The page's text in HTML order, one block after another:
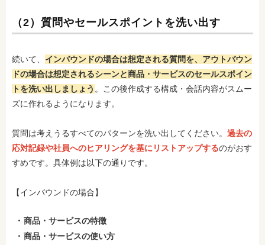
（2）質問やセールスポイントを洗い出す
続いて、 インバウンドの場合は想定される質問を、アウトバウン
ドの場合は想定されるシーンと商品・サービスのセールスポイン
トを洗い出しましょう 。この後作成する構成・会話内容がスムー
ズに作れるようになります。
質問は考えうるすべてのパターンを洗い出してください。 過去の
応対記録や社員へのヒアリングを基にリストアップするのがおす
すめです。具体例は以下の通りです。
【インバウンドの場合】
商品・サービスの特徴
商品・サービスの使い方